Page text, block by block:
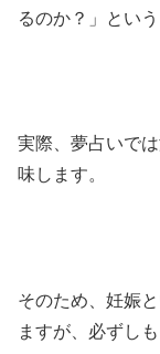
るのか？」という
実際、夢占いで
味します。
そのため、妊娠
ますが、必ずし